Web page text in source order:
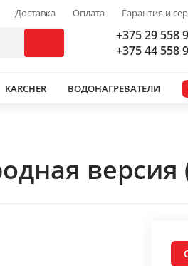
Доставка Оплата Гарантия и
+375 29 558
+375 44 558
KARCHER ВОДОНАГРЕВАТЕЛИ